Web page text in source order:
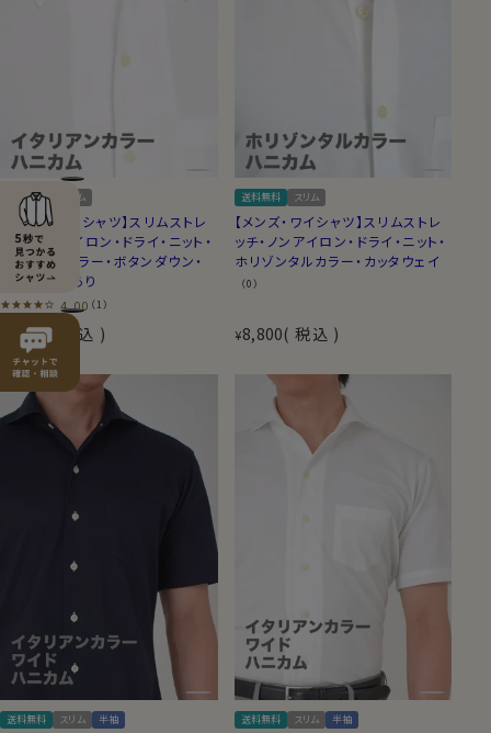
送料無料 スリム
【メンズ・ワイシャツ】スリムストレ
ッチ・ノンアイロン・ドライ・ニット・
イタリアンカラー・ボタンダウン・
第一ボタンあり
4.00 （1）
8,800 税込
送料無料 スリム
【メンズ・ワイシャツ】スリムストレ
ッチ・ノンアイロン・ドライ・ニット・
ホリゾンタルカラー・カッタウェイ
（0）
¥8,800 税込
送料無料 スリム 半袖 送料無料 スリム 半袖